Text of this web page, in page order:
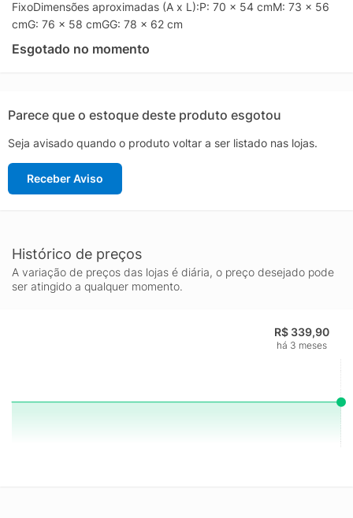
FixoDimensões aproximadas (A x L):P: 70 x 54 cmM: 73 x 56
cmG: 76 x 58 cmGG: 78 x 62 cm
Esgotado no momento
Parece que o estoque deste produto esgotou
Seja avisado quando o produto voltar a ser listado nas lojas.
Receber Aviso
Histórico de preços
A variação de preços das lojas é diária, o preço desejado pode
ser atingido a qualquer momento.
R$ 339,90
há 3 meses